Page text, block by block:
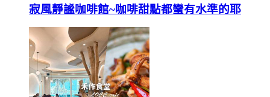
寂風靜謐咖啡館~咖啡甜點都蠻有水準的耶